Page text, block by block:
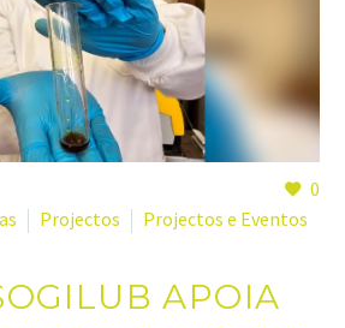
0
Projectos Projectos e Eventos
APOIA